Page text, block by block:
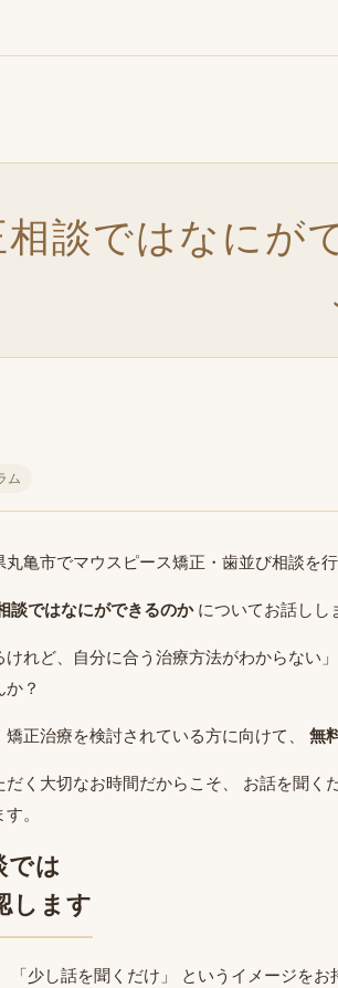
談ではなにが
ム
丸亀市でマウスピース矯正・歯並び相談を
談ではなにができるのかについてお話しし
けれど、自分に合う治療方法がわからな
？
正治療を検討されている方に向けて、 無
く大切なお時間だからこそ、 お話を聞
。
では
します
「少し話を聞くだけ」 というイメージをお